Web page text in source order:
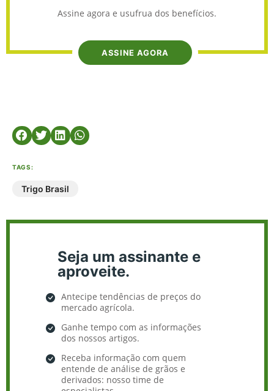
Assine agora e usufrua dos benefícios.
ASSINE AGORA
TAGS:
Trigo Brasil
Seja um assinante e
aproveite.
Antecipe tendências de preços do
mercado agrícola.
Ganhe tempo com as informações
dos nossos artigos.
Receba informação com quem
entende de análise de grãos e
derivados: nosso time de